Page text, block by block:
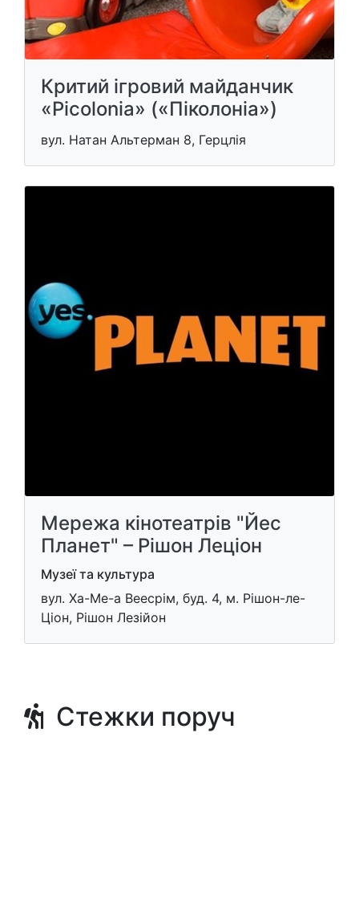
Критий ігровий майданчик
«Picolonia» («Піколоніа»)
вул. Натан Альтерман 8, Герцлія
Мережа кінотеатрів "Йес
Планет" – Рішон Леціон
Музеї та культура
вул. Ха-Ме-а Веесрім, буд. 4, м. Рішон-ле-
Ціон, Рішон Лезійон
Стежки поруч